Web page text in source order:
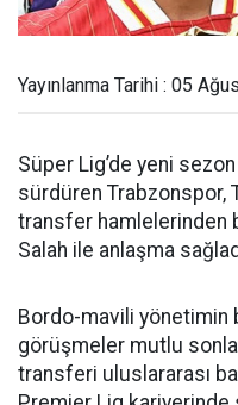
Yayınlanma Tarihi : 05
Süper Lig’de yeni
sürdüren Trabzonspor,
transfer hamlelerinden
Salah ile anlaşma
Bordo-mavili
görüşmeler mutlu sonla
transferi uluslararası